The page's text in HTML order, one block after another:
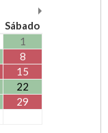
Sábado
1
8
15
22
29